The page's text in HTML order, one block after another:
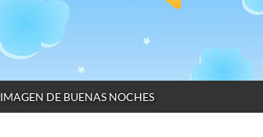
IMAGEN DE BUENAS NOCHES